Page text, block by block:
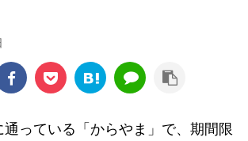
っている「からやま」で、期間限